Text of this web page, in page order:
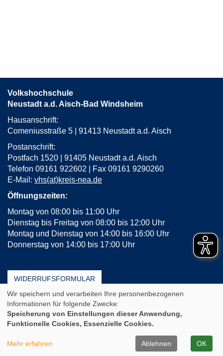
Volkshochschule
Neustadt a.d. Aisch-Bad Windsheim
Hausanschrift:
Comeniusstraße 5 | 91413 Neustadt a.d. Aisch
Postanschrift:
Postfach 1520 | 91405 Neustadt a.d. Aisch
Telefon 09161 922602 | Fax 09161 9290260
E-Mail: vhs(at)kreis-nea.de
Öffnungszeiten:
Montag von 08:00 bis 11:00 Uhr
Dienstag bis Freitag von 08:00 bis 12:00 Uhr
Montag und Dienstag von 14:00 bis 16:00 Uhr
Donnerstag von 14:00 bis 17:00 Uhr
WIDERRUFSFORMULAR
AGB Impressum
Erklärung zur Barrierefreiheit
Häufige Fragen (FAQ)
Datenschutz
Cookie Einstellungen
Kontrast
Wir speichern und verarbeiten Ihre personenbezogenen
Informationen für folgende Zwecke:
Speicherung von Einstellungen dieser Anwendung,
Funktionelle Cookies, Essenzielle Cookies.
Mehr erfahren Ablehnen OK